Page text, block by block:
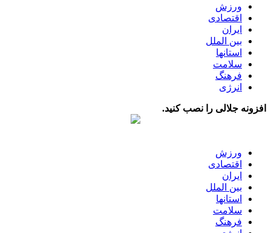
ورزش
اقتصادی
ایران
بین الملل
استانها
سلامت
فرهنگ
انرژی
افزونه جلالی را نصب کنید.
ورزش
اقتصادی
ایران
بین الملل
استانها
سلامت
فرهنگ